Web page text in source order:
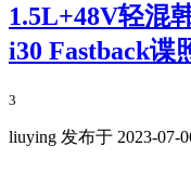
1.5L+48V轻混
i30 Fastback谍
3
liuying 发布于 2023-07-